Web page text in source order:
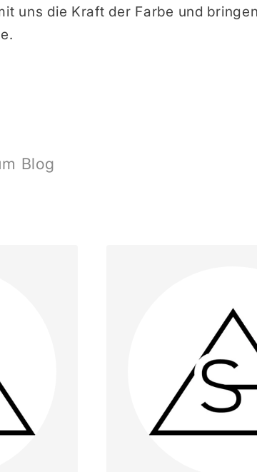
uns die Kraft der Farbe und
Blog